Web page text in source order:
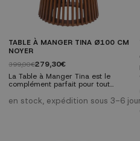
TABLE À MANGER TINA Ø100 CM
NOYER
399,00€279,30€
La Table à Manger Tina est le
complément parfait pour tout
cette table au design scandinave
est à la fois élégante et pratique. Il
en stock, expédition sous 3-6